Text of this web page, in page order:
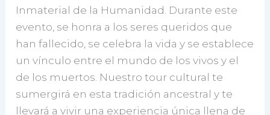
Inmaterial de la Humanidad. Durante este
evento, se honra a los seres queridos que
han fallecido, se celebra la vida y se establece
un vínculo entre el mundo de los vivos y el
de los muertos. Nuestro tour cultural te
sumergirá en esta tradición ancestral y te
llevará a vivir una experiencia única llena de